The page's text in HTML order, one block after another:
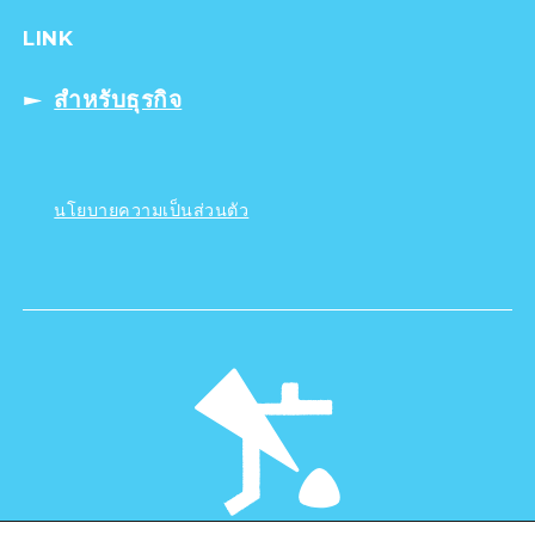
LINK
สำหรับธุรกิจ
นโยบายความเป็นส่วนตัว